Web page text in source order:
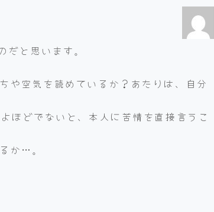
と思います。
や空気を読めているか？あたりは、自分
ほどでないと、本人に苦情を直接言うこ
か…。